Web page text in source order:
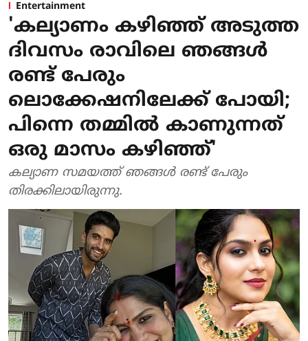
Entertainment
'കല്യാണം കഴിഞ്ഞ് അടുത്ത
ദിവസം രാവിലെ ഞങ്ങൾ
രണ്ട് പേരും
ലൊക്കേഷനിലേക്ക് പോയി;
പിന്നെ തമ്മിൽ കാണുന്നത്
ഒരു മാസം കഴിഞ്ഞ്'
കല്യാണ സമയത്ത് ‍ഞങ്ങൾ രണ്ട് പേരും
തിരക്കിലായിരുന്നു.